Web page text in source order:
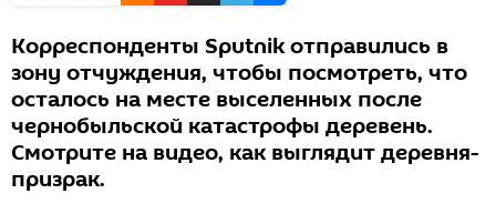
Корреспонденты Sputnik отправились в
зону отчуждения, чтобы посмотреть, что
осталось на месте выселенных после
чернобыльской катастрофы деревень.
Смотрите на видео, как выглядит деревня-
призрак.